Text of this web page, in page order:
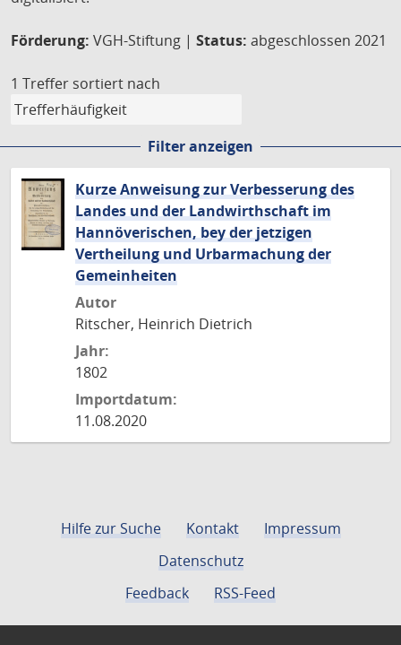
Förderung: VGH-Stiftung | Status: abgeschlossen 2021
1 Treffer sortiert nach
Filter anzeigen
Kurze Anweisung zur Verbesserung des
Landes und der Landwirthschaft im
Hannöverischen, bey der jetzigen
Vertheilung und Urbarmachung der
Gemeinheiten
Autor
Ritscher, Heinrich Dietrich
Jahr:
1802
Importdatum:
11.08.2020
Hilfe zur Suche Kontakt
Impressum
Datenschutz
Feedback
RSS-Feed